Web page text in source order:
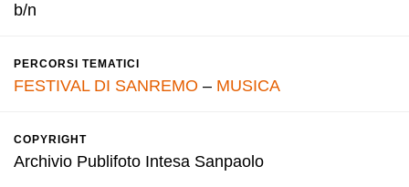
b/n
PERCORSI TEMATICI
FESTIVAL DI SANREMO – MUSICA
COPYRIGHT
Archivio Publifoto Intesa Sanpaolo